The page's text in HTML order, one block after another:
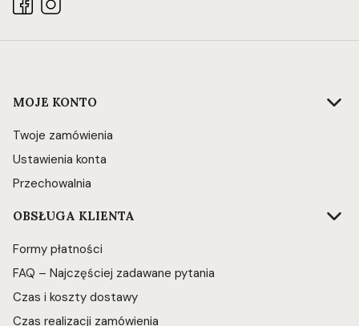
Linki w stopce
MOJE KONTO
Twoje zamówienia
Ustawienia konta
Przechowalnia
OBSŁUGA KLIENTA
Formy płatności
FAQ – Najczęściej zadawane pytania
Czas i koszty dostawy
Czas realizacji zamówienia